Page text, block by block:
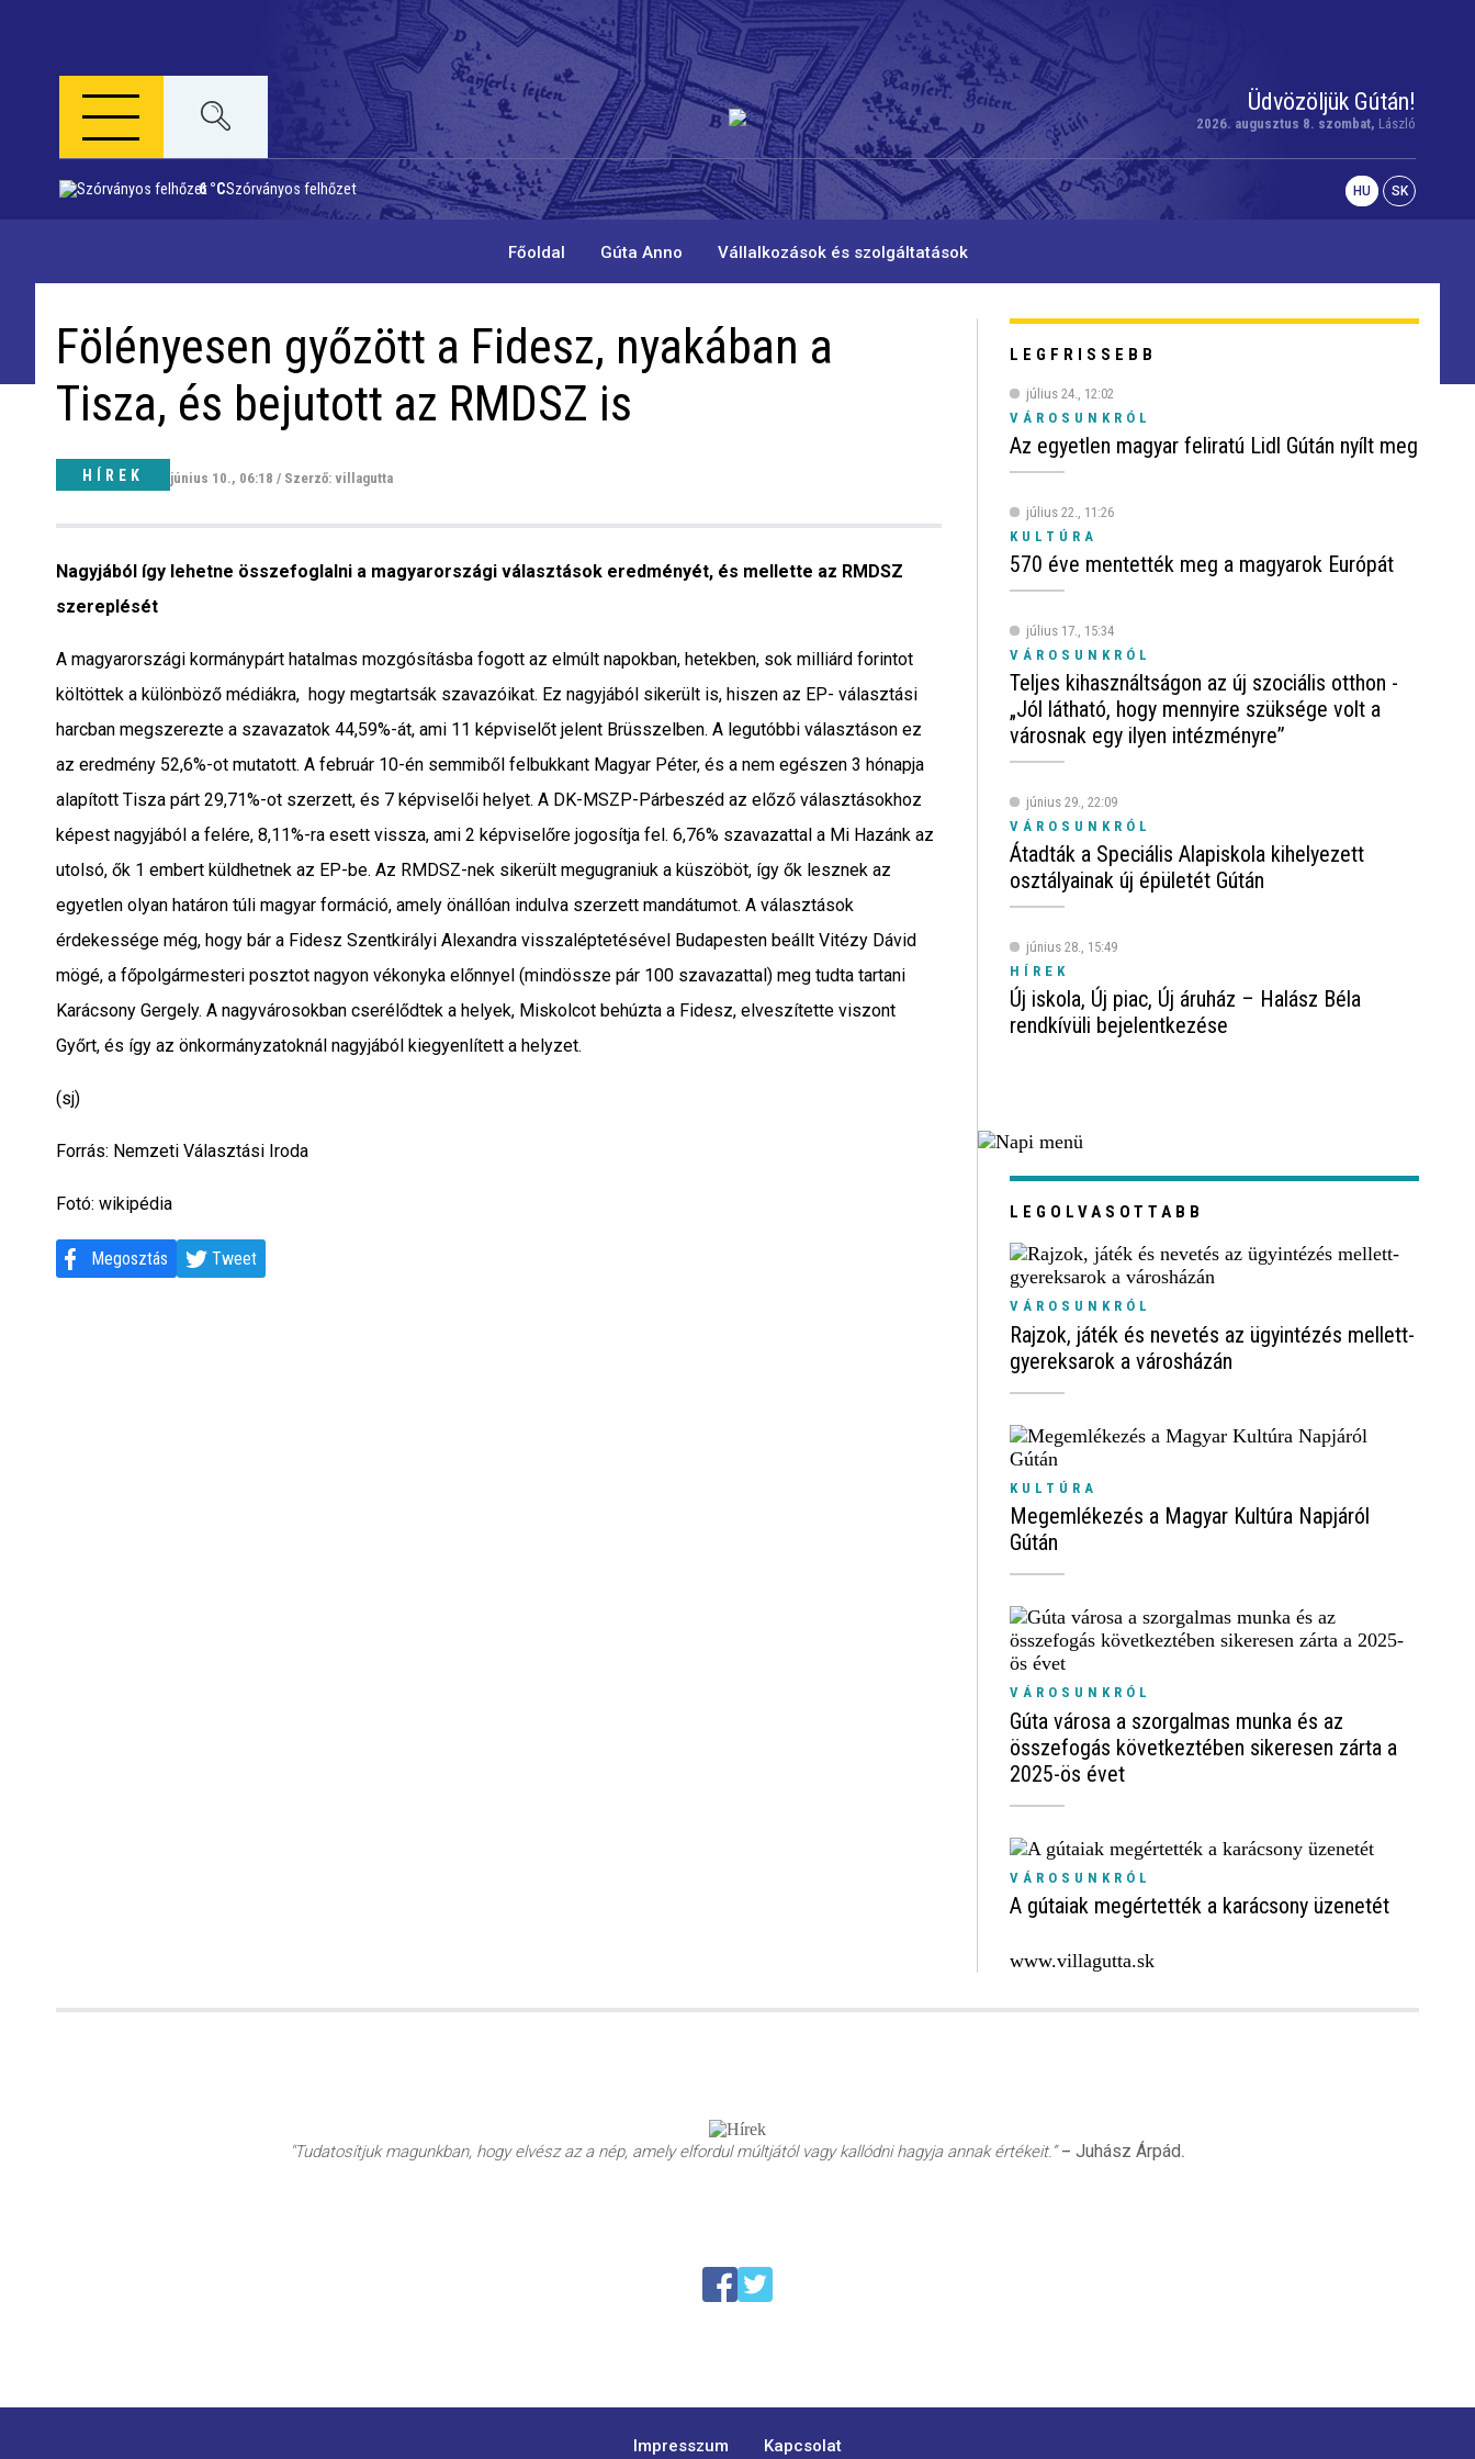
Riport
Közigazgatás
Időjárás
Kultúra
Gyereksarok
PR
Kapcsolat
Üdvözöljük Gútán!
2026. augusztus 8. szombat, László
6 °CSzórványos felhőzet HU SK
Főoldal Gúta Anno Vállalkozások és szolgáltatások
Fölényesen győzött a Fidesz, nyakában a
Tisza, és bejutott az RMDSZ is
HÍREK június 10., 06:18 / Szerző: villagutta
Nagyjából így lehetne összefoglalni a magyarországi választások eredményét, és mellette az RMDSZ
szereplését
A magyarországi kormánypárt hatalmas mozgósításba fogott az elmúlt napokban, hetekben, sok milliárd forintot
költöttek a különböző médiákra, hogy megtartsák szavazóikat. Ez nagyjából sikerült is, hiszen az EP- választási
harcban megszerezte a szavazatok 44,59%-át, ami 11 képviselőt jelent Brüsszelben. A legutóbbi választáson ez
az eredmény 52,6%-ot mutatott. A február 10-én semmiből felbukkant Magyar Péter, és a nem egészen 3 hónapja
alapított Tisza párt 29,71%-ot szerzett, és 7 képviselői helyet. A DK-MSZP-Párbeszéd az előző választásokhoz
képest nagyjából a felére, 8,11%-ra esett vissza, ami 2 képviselőre jogosítja fel. 6,76% szavazattal a Mi Hazánk az
utolsó, ők 1 embert küldhetnek az EP-be. Az RMDSZ-nek sikerült megugraniuk a küszöböt, így ők lesznek az
egyetlen olyan határon túli magyar formáció, amely önállóan indulva szerzett mandátumot. A választások
érdekessége még, hogy bár a Fidesz Szentkirályi Alexandra visszaléptetésével Budapesten beállt Vitézy Dávid
mögé, a főpolgármesteri posztot nagyon vékonyka előnnyel (mindössze pár 100 szavazattal) meg tudta tartani
Karácsony Gergely. A nagyvárosokban cserélődtek a helyek, Miskolcot behúzta a Fidesz, elveszítette viszont
Győrt, és így az önkormányzatoknál nagyjából kiegyenlített a helyzet.
(sj)
Forrás: Nemzeti Választási Iroda
Fotó: wikipédia
Megosztás Tweet
LEGOLVASOTTABB
VÁROSUNKRÓL
Rajzok, játék és nevetés az ügyintézés mellett-
gyereksarok a városházán
KULTÚRA
Megemlékezés a Magyar Kultúra Napjáról
Gútán
VÁROSUNKRÓL
Gúta városa a szorgalmas munka és az
összefogás következtében sikeresen zárta a
2025-ös évet
VÁROSUNKRÓL
A gútaiak megértették a karácsony üzenetét
LEGFRISSEBB
július 24., 12:02
VÁROSUNKRÓL
Az egyetlen magyar feliratú Lidl Gútán nyílt meg
július 22., 11:26
KULTÚRA
570 éve mentették meg a magyarok Európát
július 17., 15:34
VÁROSUNKRÓL
Teljes kihasználtságon az új szociális otthon -
„Jól látható, hogy mennyire szüksége volt a
városnak egy ilyen intézményre”
június 29., 22:09
VÁROSUNKRÓL
Átadták a Speciális Alapiskola kihelyezett
osztályainak új épületét Gútán
június 28., 15:49
HÍREK
Új iskola, Új piac, Új áruház – Halász Béla
rendkívüli bejelentkezése
www.villagutta.sk
"Tudatosítjuk magunkban, hogy elvész az a nép, amely elfordul múltjától vagy kallódni hagyja annak értékeit.”– Juhász Árpád.
Impresszum Kapcsolat